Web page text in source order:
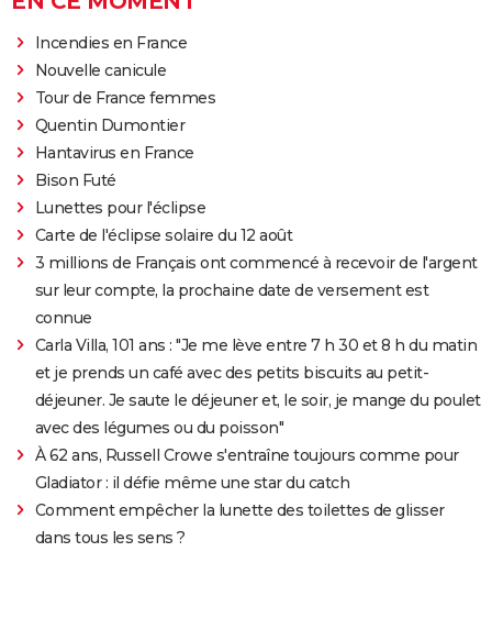
Incendies en France
Nouvelle canicule
Tour de France femmes
Quentin Dumontier
Hantavirus en France
Bison Futé
Lunettes pour l'éclipse
Carte de l'éclipse solaire du 12 août
3 millions de Français ont commencé à recevoir de l'argent
sur leur compte, la prochaine date de versement est
connue
Carla Villa, 101 ans : "Je me lève entre 7 h 30 et 8 h du matin
et je prends un café avec des petits biscuits au petit-
déjeuner. Je saute le déjeuner et, le soir, je mange du poulet
avec des légumes ou du poisson"
À 62 ans, Russell Crowe s'entraîne toujours comme pour
Gladiator : il défie même une star du catch
Comment empêcher la lunette des toilettes de glisser
dans tous les sens ?